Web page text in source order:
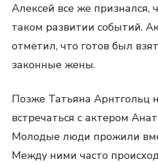
Алексей все же признался,
таком развитии событий.
отметил, что готов был
законные жены.
Позже Татьяна Арнтгольц
встречаться с актером
Молодые люди прожили
Между ними часто